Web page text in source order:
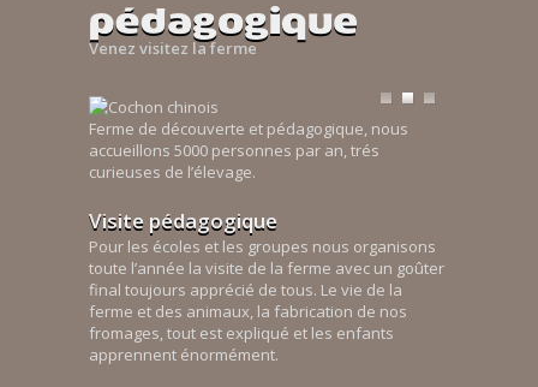
pédagogique
Venez visitez la ferme
Ferme de découverte et pédagogique, nous
accueillons 5000 personnes par an, trés
curieuses de l’élevage.
Visite pédagogique
Pour les écoles et les groupes nous organisons
toute l’année la visite de la ferme avec un goûter
final toujours apprécié de tous. Le vie de la
ferme et des animaux, la fabrication de nos
fromages, tout est expliqué et les enfants
apprennent énormément.